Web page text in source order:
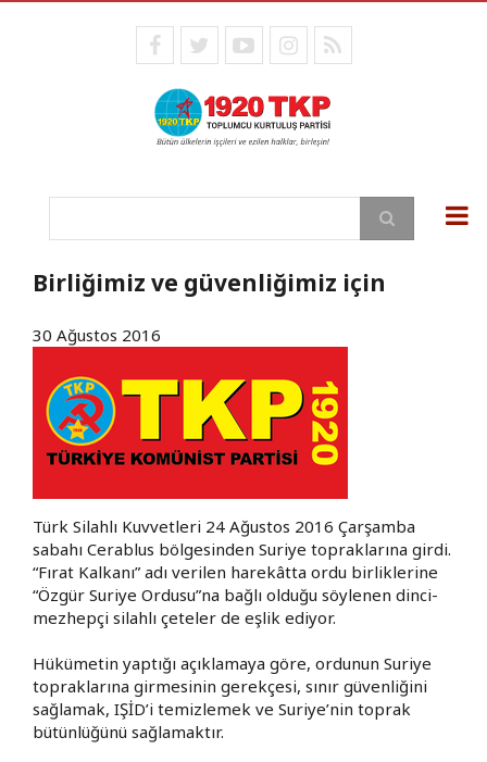
facebooktwitteryoutubeinstagram
RSS
Ara
Birliğimiz ve güvenliğimiz için
30 Ağustos 2016
Türk Silahlı Kuvvetleri 24 Ağustos 2016 Çarşamba
sabahı Cerablus bölgesinden Suriye topraklarına girdi.
“Fırat Kalkanı” adı verilen harekâtta ordu birliklerine
“Özgür Suriye Ordusu”na bağlı olduğu söylenen dinci-
mezhepçi silahlı çeteler de eşlik ediyor.
Hükümetin yaptığı açıklamaya göre, ordunun Suriye
topraklarına girmesinin gerekçesi, sınır güvenliğini
sağlamak, IŞİD’i temizlemek ve Suriye’nin toprak
bütünlüğünü sağlamaktır.